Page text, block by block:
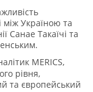
між Україною та
Санае Такаїчі та
MERICS,
рівня,
та європейський